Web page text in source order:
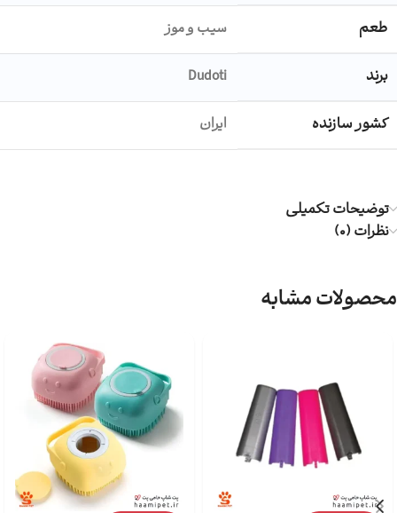
طعم سیب و موز
برند Dudoti
کشور سازنده ایران
توضیحات تکمیلی
نظرات (0)
محصولات مشابه